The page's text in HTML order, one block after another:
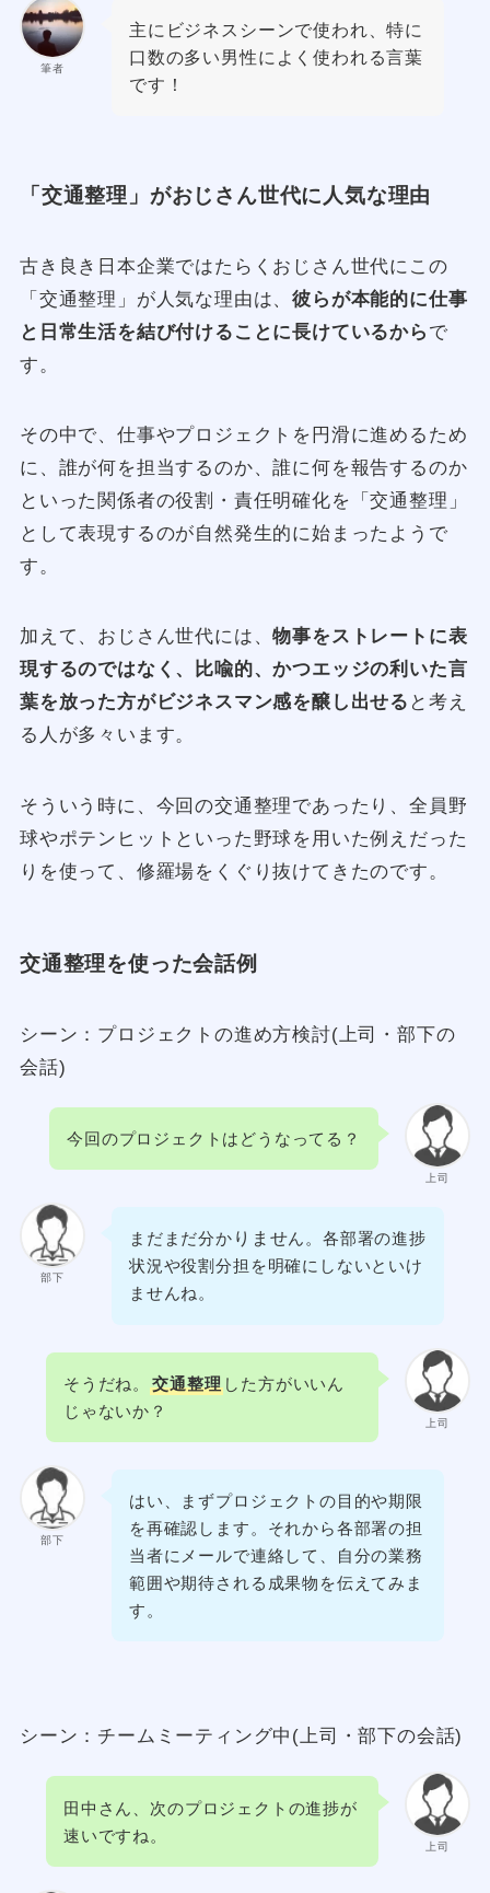
筆者
主にビジネスシーンで使われ、特に
口数の多い男性によく使われる言葉
です！
「交通整理」がおじさん世代に人気な理由
古き良き日本企業ではたらくおじさん世代にこの
「交通整理」が人気な理由は、彼らが本能的に仕事
と日常生活を結び付けることに長けているから で
す。
その中で、仕事やプロジェクトを円滑に進めるため
に、誰が何を担当するのか、誰に何を報告するのか
といった関係者の役割・責任明確化を「交通整理」
として表現するのが自然発生的に始まったようで
す。
加えて、おじさん世代には、物事をストレートに表
現するのではなく、比喩的、かつエッジの利いた言
葉を放った方がビジネスマン感を醸し出せる と考え
る人が多々います。
そういう時に、今回の交通整理であったり、全員野
球やポテンヒットといった野球を用いた例えだった
りを使って、修羅場をくぐり抜けてきたのです。
交通整理を使った会話例
シーン：プロジェクトの進め方検討(上司・部下の
会話)
上司
今回のプロジェクトはどうなってる？
部下
まだまだ分か りません。各部署の進捗
状況や役割分担を明確にしないといけ
ませんね。
上司
そうだね。交通整理 した方がいいん
じゃないか？
部下
はい、まずプロジェクトの目的や期限
を再確認します。それから各部署の担
当者にメールで連絡して、自分の業務
範囲や期待される成果物を伝えてみま
す。
シーン：チームミーティング中(上司・部下の会話)
上司
田中さん、次のプロジェクトの進捗が
速いですね。